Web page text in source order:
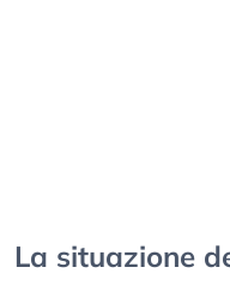
La situazione